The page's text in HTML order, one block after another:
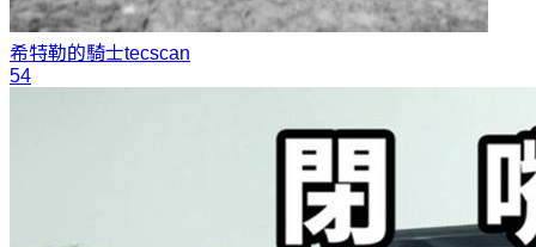
希特勒的騎士tecscan
54